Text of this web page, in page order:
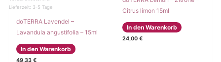
Lieferzeit: 3-5 Tage
doTERRA Lavendel –
Lavandula angustifolia – 15ml
In den Warenkorb
49,33 €
Citrus limon 15ml
In den Warenkorb
24,00€